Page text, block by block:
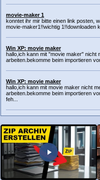
movie-maker 1
konntet ihr mir bitte einen link posten,
movie-maker1!!wichtig 1!!downloaden
Win XP: movie maker
hallo,ich kann mit "movie maker" nicht
arbeiten.bekomme beim importieren
Win XP: movie maker
hallo,ich kann mit movie maker nicht
arbeiten.bekomme beim importieren
feh...